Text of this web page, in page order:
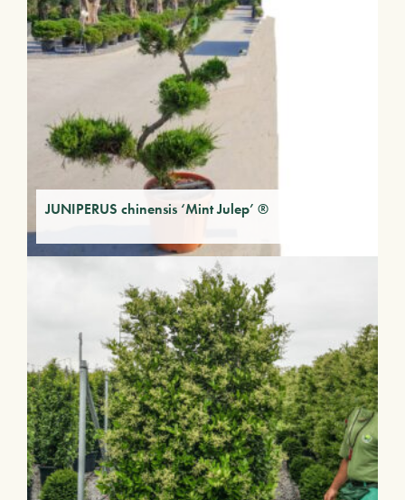
JUNIPERUS chinensis ‘Mint Julep’ ®